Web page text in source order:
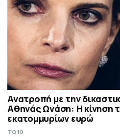
Ανατροπή με την
Αθηνάς Ωνάση: Η κίνηση
εκατομμυρίων ευρώ
TO10